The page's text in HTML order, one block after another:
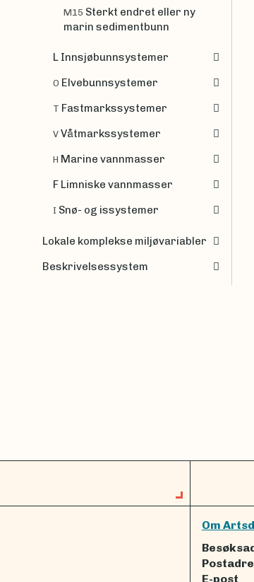
M15 Sterkt endret eller ny
marin sedimentbunn
L Innsjøbunnsystemer
O Elvebunnsystemer
T Fastmarkssystemer
V Våtmarkssystemer
H Marine vannmasser
F Limniske vannmasser
I Snø- og issystemer
Lokale komplekse miljøvariabler
Beskrivelsessystem
Om
E-post